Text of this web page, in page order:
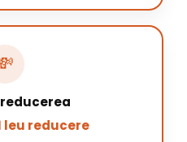
leu reducere